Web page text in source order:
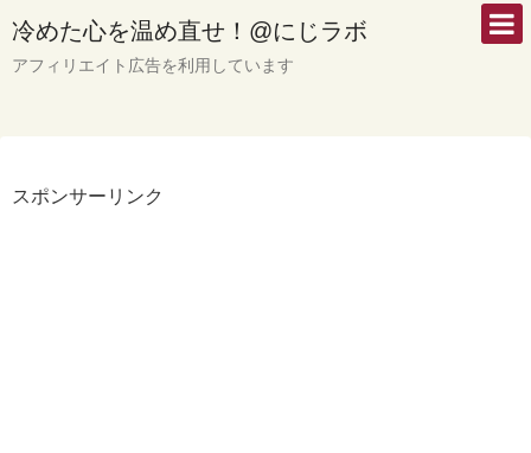
冷めた心を温め直せ！@にじラボ
アフィリエイト広告を利用しています
スポンサーリンク